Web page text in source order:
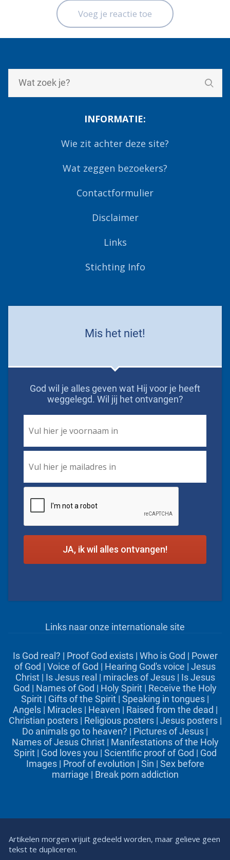
Voeg je reactie toe
INFORMATIE:
Wie zit achter deze site?
Wat zeggen bezoekers?
Contactformulier
Disclaimer
Links
Stichting Info
Mis het niet!
God wil je alles geven wat Hij voor je heeft
weggelegd. Wil jij het ontvangen?
Name *
Links naar onze internationale site
Is God real? | Proof God exists| Who is God | Power
of God | Voice of God | Hearing God's voice | Jesus
Christ| Is Jesus real | miracles of Jesus| Is Jesus
God | Names of God | Holy Spirit | Receive the Holy
Spirit | Gifts of the Spirit | Speaking in tongues |
Angels| Miracles| Heaven | Raised from the dead |
Christian posters| Religious posters| Jesus posters|
Do animals go to heaven? | Pictures of Jesus |
Names of Jesus Christ| Manifestations of the Holy
Spirit| God loves you | Scientific proof of God | God
Images| Proof of evolution | Sin | Sex before
marriage | Break porn addiction
Artikelen morgen vrijuit gedeeld worden, maar gelieve geen
tekst te dupliceren.